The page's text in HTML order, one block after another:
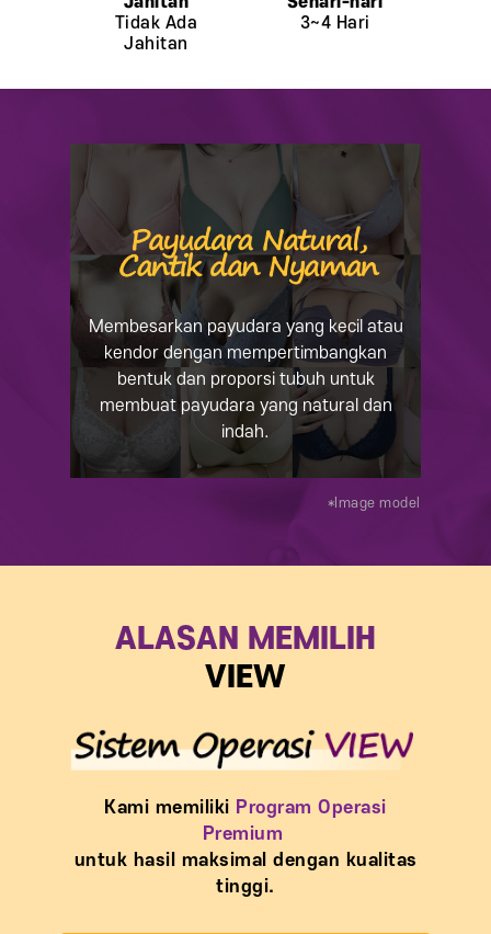
Tidak Ada
Jahitan
3~4 Hari
Membesarkan payudara yang kecil atau
kendor dengan mempertimbangkan
bentuk dan proporsi tubuh untuk
membuat payudara yang natural dan
indah.
ALASAN MEMILIH
VIEW
Kami memiliki Program Operasi
Premium
untuk hasil maksimal dengan kualitas
tinggi.